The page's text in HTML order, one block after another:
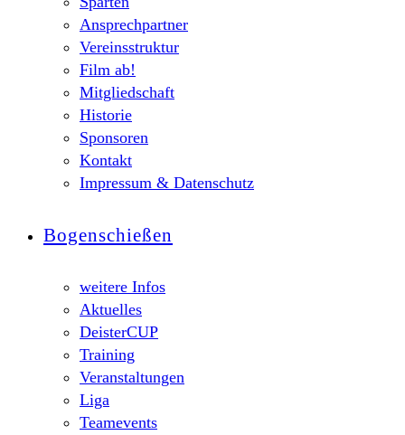
Ansprechpartner
Vereinsstruktur
Film ab!
Mitgliedschaft
Historie
Sponsoren
Kontakt
Impressum & Datenschutz
Bogenschießen
weitere Infos
Aktuelles
DeisterCUP
Training
Veranstaltungen
Liga
Teamevents